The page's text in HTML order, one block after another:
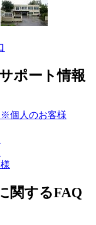
ポート情報
関するFAQ